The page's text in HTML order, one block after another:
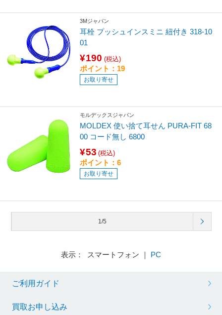
3Mジャパン
耳栓 プッシュインスミニ 紐付き 318-10
01
¥190 (税込)
ポイント：19
お取り寄せ
モルデックスジャパン
MOLDEX 使い捨て耳せん PURA-FIT 68
00 コード無し 6800
¥53 (税込)
ポイント：6
お取り寄せ
1/5
表示： スマートフォン ｜ PC
ご利用ガイド
買取お申し込み